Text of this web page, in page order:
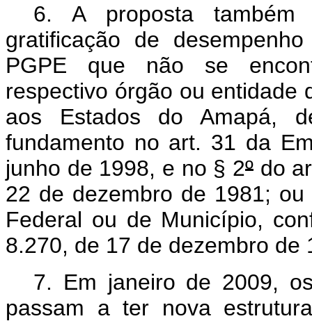
6. A proposta
gratificação de
PGPE que não se
respectivo órgão ou entidade
aos Estados do Amapá,
fundamento no art. 31 da
junho de 1998, e no § 2º do
22 de dezembro de 1981;
Federal ou de Município,
8.270, de 17 de dezembro de
7. Em janeiro de 2009,
passam a ter nova